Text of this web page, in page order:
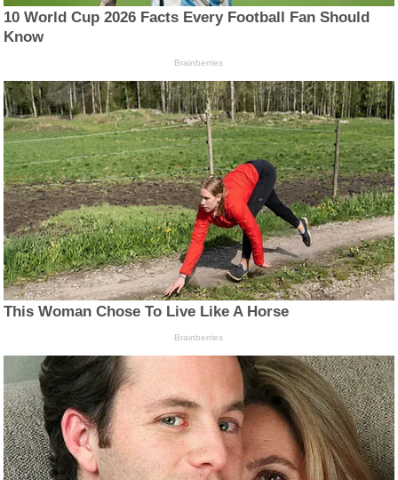
10 World Cup 2026 Facts Every Football Fan Should
Know
Brainberries
This Woman Chose To Live Like A Horse
Brainberries